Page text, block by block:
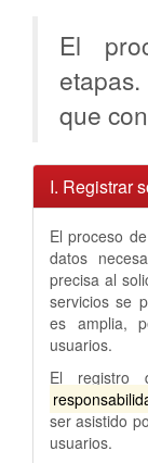
El
que
I. Registrar
El proceso
datos
precisa al
servicios se
es amplia,
usuarios.
El registro
ser asistido
usuarios.